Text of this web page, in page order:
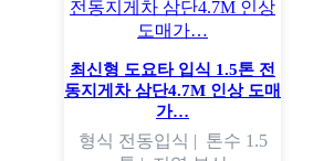
최신형 도요타 입식 1.5톤 전
동지게차 삼단4.7M 인상 도매
가…
형식 전동입식 | 톤수 1.5